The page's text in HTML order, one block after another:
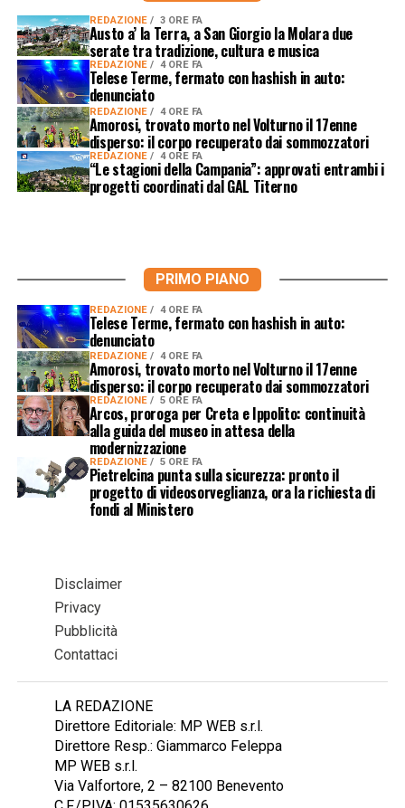
REDAZIONE 3 ORE FA
Austo a’ la Terra, a San Giorgio la Molara due
serate tra tradizione, cultura e musica
REDAZIONE 4 ORE FA
Telese Terme, fermato con hashish in auto:
denunciato
REDAZIONE 4 ORE FA
Amorosi, trovato morto nel Volturno il 17enne
disperso: il corpo recuperato dai sommozzatori
REDAZIONE 4 ORE FA
“Le stagioni della Campania”: approvati entrambi i
progetti coordinati dal GAL Titerno
PRIMO PIANO
REDAZIONE 4 ORE FA
Telese Terme, fermato con hashish in auto:
denunciato
REDAZIONE 4 ORE FA
Amorosi, trovato morto nel Volturno il 17enne
disperso: il corpo recuperato dai sommozzatori
REDAZIONE 5 ORE FA
Arcos, proroga per Creta e Ippolito: continuità
alla guida del museo in attesa della
modernizzazione
REDAZIONE 5 ORE FA
Pietrelcina punta sulla sicurezza: pronto il
progetto di videosorveglianza, ora la richiesta di
fondi al Ministero
Disclaimer
Privacy
Pubblicità
Contattaci
LA REDAZIONE
Direttore Editoriale: MP WEB s.r.l.
Direttore Resp.: Giammarco Feleppa
MP WEB s.r.l.
Via Valfortore, 2 – 82100 Benevento